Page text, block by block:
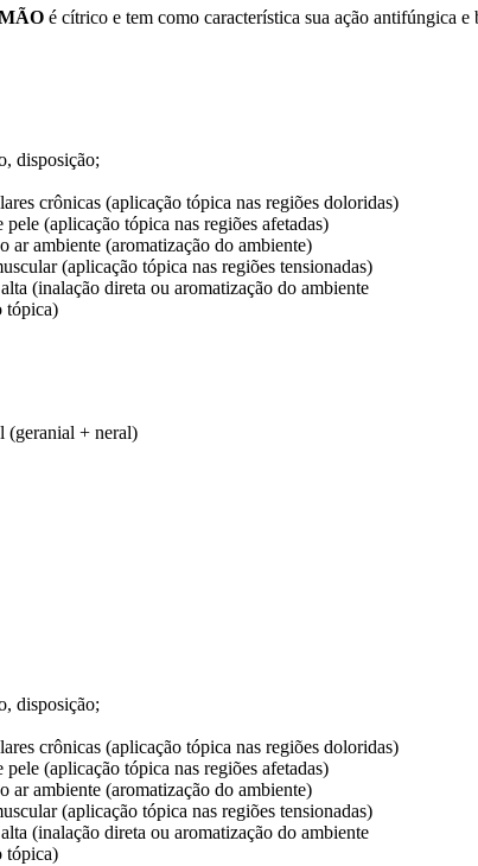
é cítrico e tem como característica sua ação antifúngica
disposição;
crônicas (aplicação tópica nas regiões doloridas)
(aplicação tópica nas regiões afetadas)
ar ambiente (aromatização do ambiente)
(aplicação tópica nas regiões tensionadas)
(inalação direta ou aromatização do ambiente
tópica)
(geranial + neral)
disposição;
crônicas (aplicação tópica nas regiões doloridas)
(aplicação tópica nas regiões afetadas)
ar ambiente (aromatização do ambiente)
(aplicação tópica nas regiões tensionadas)
(inalação direta ou aromatização do ambiente
tópica)